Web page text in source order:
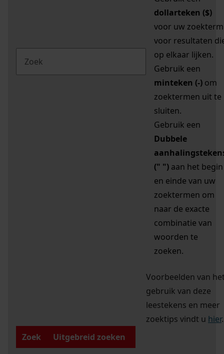
dollarteken ($)
voor uw zoekterm
voor resultaten
op elkaar lijken.
Gebruik een
minteken (-) om
zoektermen uit te
sluiten.
Gebruik een
Dubbele
(" ") aan het begin
en einde van uw
zoektermen om
naar de exacte
combinatie van
woorden te
zoeken.
Voorbeelden van
gebruik van deze
leestekens en meer
zoektips vindt u hier.
Zoek
Uitgebreid zoeken